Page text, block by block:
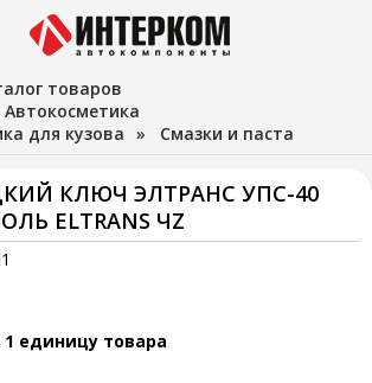
товаров
для кузова » Смазки и паста
КЛЮЧ ЭЛТРАНС УПС-40
ELTRANS ЧZ
1 единицу товара